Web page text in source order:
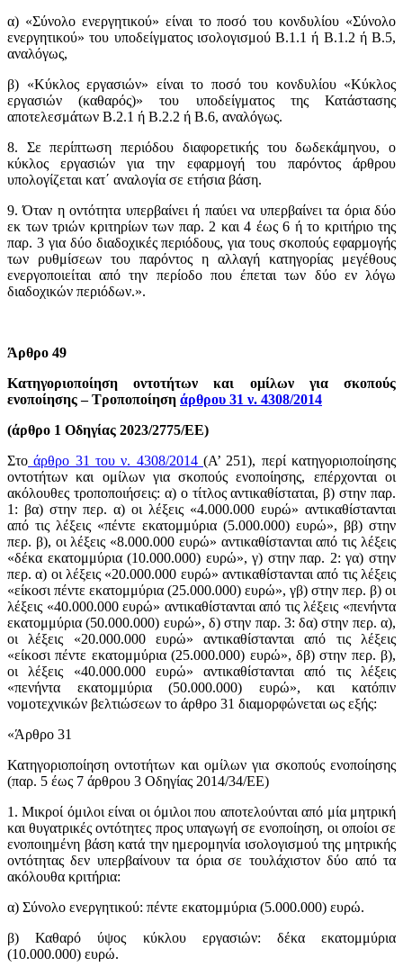
α) «Σύνολο ενεργητικού» είναι το ποσό του κονδυλίου «Σύνολο
ενεργητικού» του υποδείγματος ισολογισμού Β.1.1 ή Β.1.2 ή Β.5,
αναλόγως,
β) «Κύκλος εργασιών» είναι το ποσό του κονδυλίου «Κύκλος
εργασιών (καθαρός)» του υποδείγματος της Κατάστασης
αποτελεσμάτων Β.2.1 ή Β.2.2 ή Β.6, αναλόγως.
8. Σε περίπτωση περιόδου διαφορετικής του δωδεκάμηνου, ο
κύκλος εργασιών για την εφαρμογή του παρόντος άρθρου
υπολογίζεται κατ΄ αναλογία σε ετήσια βάση.
9. Όταν η οντότητα υπερβαίνει ή παύει να υπερβαίνει τα όρια δύο
εκ των τριών κριτηρίων των παρ. 2 και 4 έως 6 ή το κριτήριο της
παρ. 3 για δύο διαδοχικές περιόδους, για τους σκοπούς εφαρμογής
των ρυθμίσεων του παρόντος η αλλαγή κατηγορίας μεγέθους
ενεργοποιείται από την περίοδο που έπεται των δύο εν λόγω
διαδοχικών περιόδων.».
Άρθρο 49
Κατηγοριοποίηση οντοτήτων και ομίλων για σκοπούς
ενοποίησης – Τροποποίηση άρθρου 31 ν. 4308/2014
(άρθρο 1 Οδηγίας 2023/2775/ΕΕ)
Στο άρθρο 31 του ν. 4308/2014 (Α’ 251), περί κατηγοριοποίησης
οντοτήτων και ομίλων για σκοπούς ενοποίησης, επέρχονται οι
ακόλουθες τροποποιήσεις: α) ο τίτλος αντικαθίσταται, β) στην παρ.
1: βα) στην περ. α) οι λέξεις «4.000.000 ευρώ» αντικαθίστανται
από τις λέξεις «πέντε εκατομμύρια (5.000.000) ευρώ», ββ) στην
περ. β), οι λέξεις «8.000.000 ευρώ» αντικαθίστανται από τις λέξεις
«δέκα εκατομμύρια (10.000.000) ευρώ», γ) στην παρ. 2: γα) στην
περ. α) οι λέξεις «20.000.000 ευρώ» αντικαθίστανται από τις λέξεις
«είκοσι πέντε εκατομμύρια (25.000.000) ευρώ», γβ) στην περ. β) οι
λέξεις «40.000.000 ευρώ» αντικαθίστανται από τις λέξεις «πενήντα
εκατομμύρια (50.000.000) ευρώ», δ) στην παρ. 3: δα) στην περ. α),
οι λέξεις «20.000.000 ευρώ» αντικαθίστανται από τις λέξεις
«είκοσι πέντε εκατομμύρια (25.000.000) ευρώ», δβ) στην περ. β),
οι λέξεις «40.000.000 ευρώ» αντικαθίστανται από τις λέξεις
«πενήντα εκατομμύρια (50.000.000) ευρώ», και κατόπιν
νομοτεχνικών βελτιώσεων το άρθρο 31 διαμορφώνεται ως εξής:
«Άρθρο 31
Κατηγοριοποίηση οντοτήτων και ομίλων για σκοπούς ενοποίησης
(παρ. 5 έως 7 άρθρου 3 Οδηγίας 2014/34/ΕΕ)
1. Μικροί όμιλοι είναι οι όμιλοι που αποτελούνται από μία μητρική
και θυγατρικές οντότητες προς υπαγωγή σε ενοποίηση, οι οποίοι σε
ενοποιημένη βάση κατά την ημερομηνία ισολογισμού της μητρικής
οντότητας δεν υπερβαίνουν τα όρια σε τουλάχιστον δύο από τα
ακόλουθα κριτήρια:
α) Σύνολο ενεργητικού: πέντε εκατομμύρια (5.000.000) ευρώ.
β) Καθαρό ύψος κύκλου εργασιών: δέκα εκατομμύρια
(10.000.000) ευρώ.